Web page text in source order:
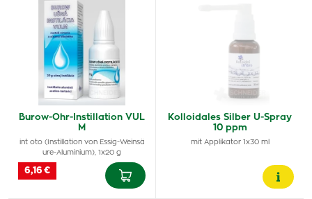
Burow-Ohr-Instillation VUL
M
int oto (Instillation von Essig-Weinsä
ure-Aluminium), 1x20 g
6,16 €
Kolloidales Silber U-Spray
10 ppm
mit Applikator 1x30 ml